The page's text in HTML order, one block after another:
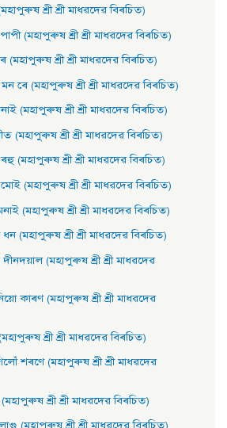
শ্ৰী শ্ৰী মাধৱদেৱ বিৰচিত)
(মহাপুৰুষ শ্ৰী শ্ৰী মাধৱদেৱ বিৰচিত)
শ্ৰী শ্ৰী মাধৱদেৱ বিৰচিত)
ৰে (মহাপুৰুষ শ্ৰী শ্ৰী মাধৱদেৱ বিৰচিত)
(মহাপুৰুষ শ্ৰী শ্ৰী মাধৱদেৱ বিৰচিত)
(মহাপুৰুষ শ্ৰী শ্ৰী মাধৱদেৱ বিৰচিত)
(মহাপুৰুষ শ্ৰী শ্ৰী মাধৱদেৱ বিৰচিত)
(মহাপুৰুষ শ্ৰী শ্ৰী মাধৱদেৱ বিৰচিত)
(মহাপুৰুষ শ্ৰী শ্ৰী মাধৱদেৱ বিৰচিত)
(মহাপুৰুষ শ্ৰী শ্ৰী মাধৱদেৱ বিৰচিত)
(মহাপুৰুষ শ্ৰী শ্ৰী মাধৱদেৱ
কাৰণ (মহাপুৰুষ শ্ৰী শ্ৰী মাধৱদেৱ
শ্ৰী শ্ৰী মাধৱদেৱ বিৰচিত)
শৰণে (মহাপুৰুষ শ্ৰী শ্ৰী মাধৱদেৱ
শ্ৰী শ্ৰী মাধৱদেৱ বিৰচিত)